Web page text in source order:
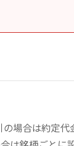
場合は約定